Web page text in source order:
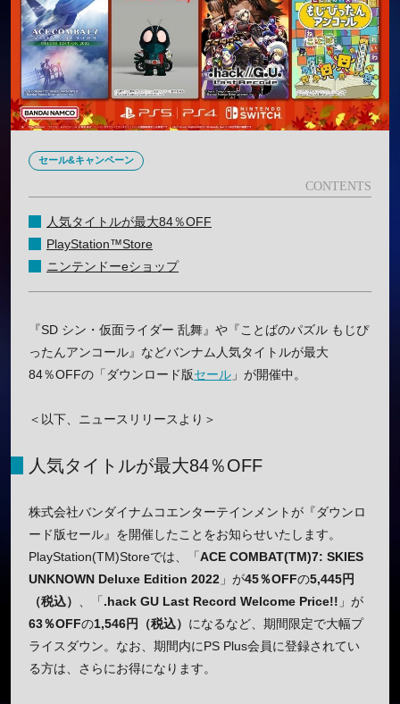
セール&キャンペーン
人気タイトルが最大84％OFF
PlayStation™Store
ニンテンドーeショップ
『SD シン・仮面ライダー 乱舞』や『ことばのパズル もじぴ
ったんアンコール』などバンナム人気タイトルが最大
84％OFFの「ダウンロード版セール 」が開催中。
＜以下、ニュースリリースより＞
人気タイトルが最大84％OFF
株式会社バンダイナムコエンターテインメントが『ダウンロ
ード版セール』を開催したことをお知らせいたします。
PlayStation(TM)Storeでは、「ACE COMBAT(TM)7: SKIES
UNKNOWN Deluxe Edition 2022 」が45％OFFの5,445円
（税込）
、「.hack GU Last Record Welcome Price!! 」が
63％OFFの1,546円（税込） になるなど、期間限定で大幅プ
ライスダウン。なお、期間内にPS Plus会員に登録されてい
る方は、さらにお得になります。